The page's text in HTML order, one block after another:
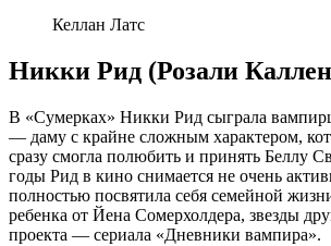
Келлан Латс
Никки Рид (Розали
В «Сумерках» Никки Рид сыграла
— даму с крайне сложным характером,
сразу смогла полюбить и принять Беллу
годы Рид в кино снимается не очень
полностью посвятила себя семейной
ребенка от Йена Сомерхолдера, звезды
проекта — сериала «Дневники вампира».